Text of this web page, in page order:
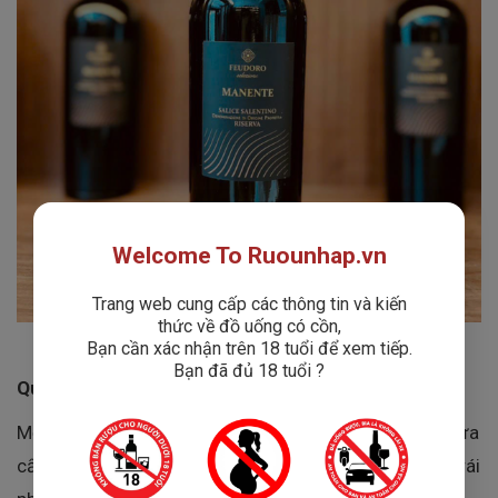
Quá trình sản xuất tinh tế
Mỗi chai
Rượu Vang Manentebắt đầu với việc chọn lựa
cẩn thận những trái nho chất lượng tốt nhất. Sau đó, trái
Welcome To Ruounhap.vn
Trang web cung cấp các thông tin và kiến
thức về đồ uống có cồn,
Bạn cần xác nhận trên 18 tuổi để xem tiếp.
Bạn đã đủ 18 tuổi ?